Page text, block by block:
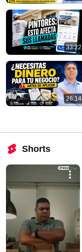
33:22
26:14
Shorts